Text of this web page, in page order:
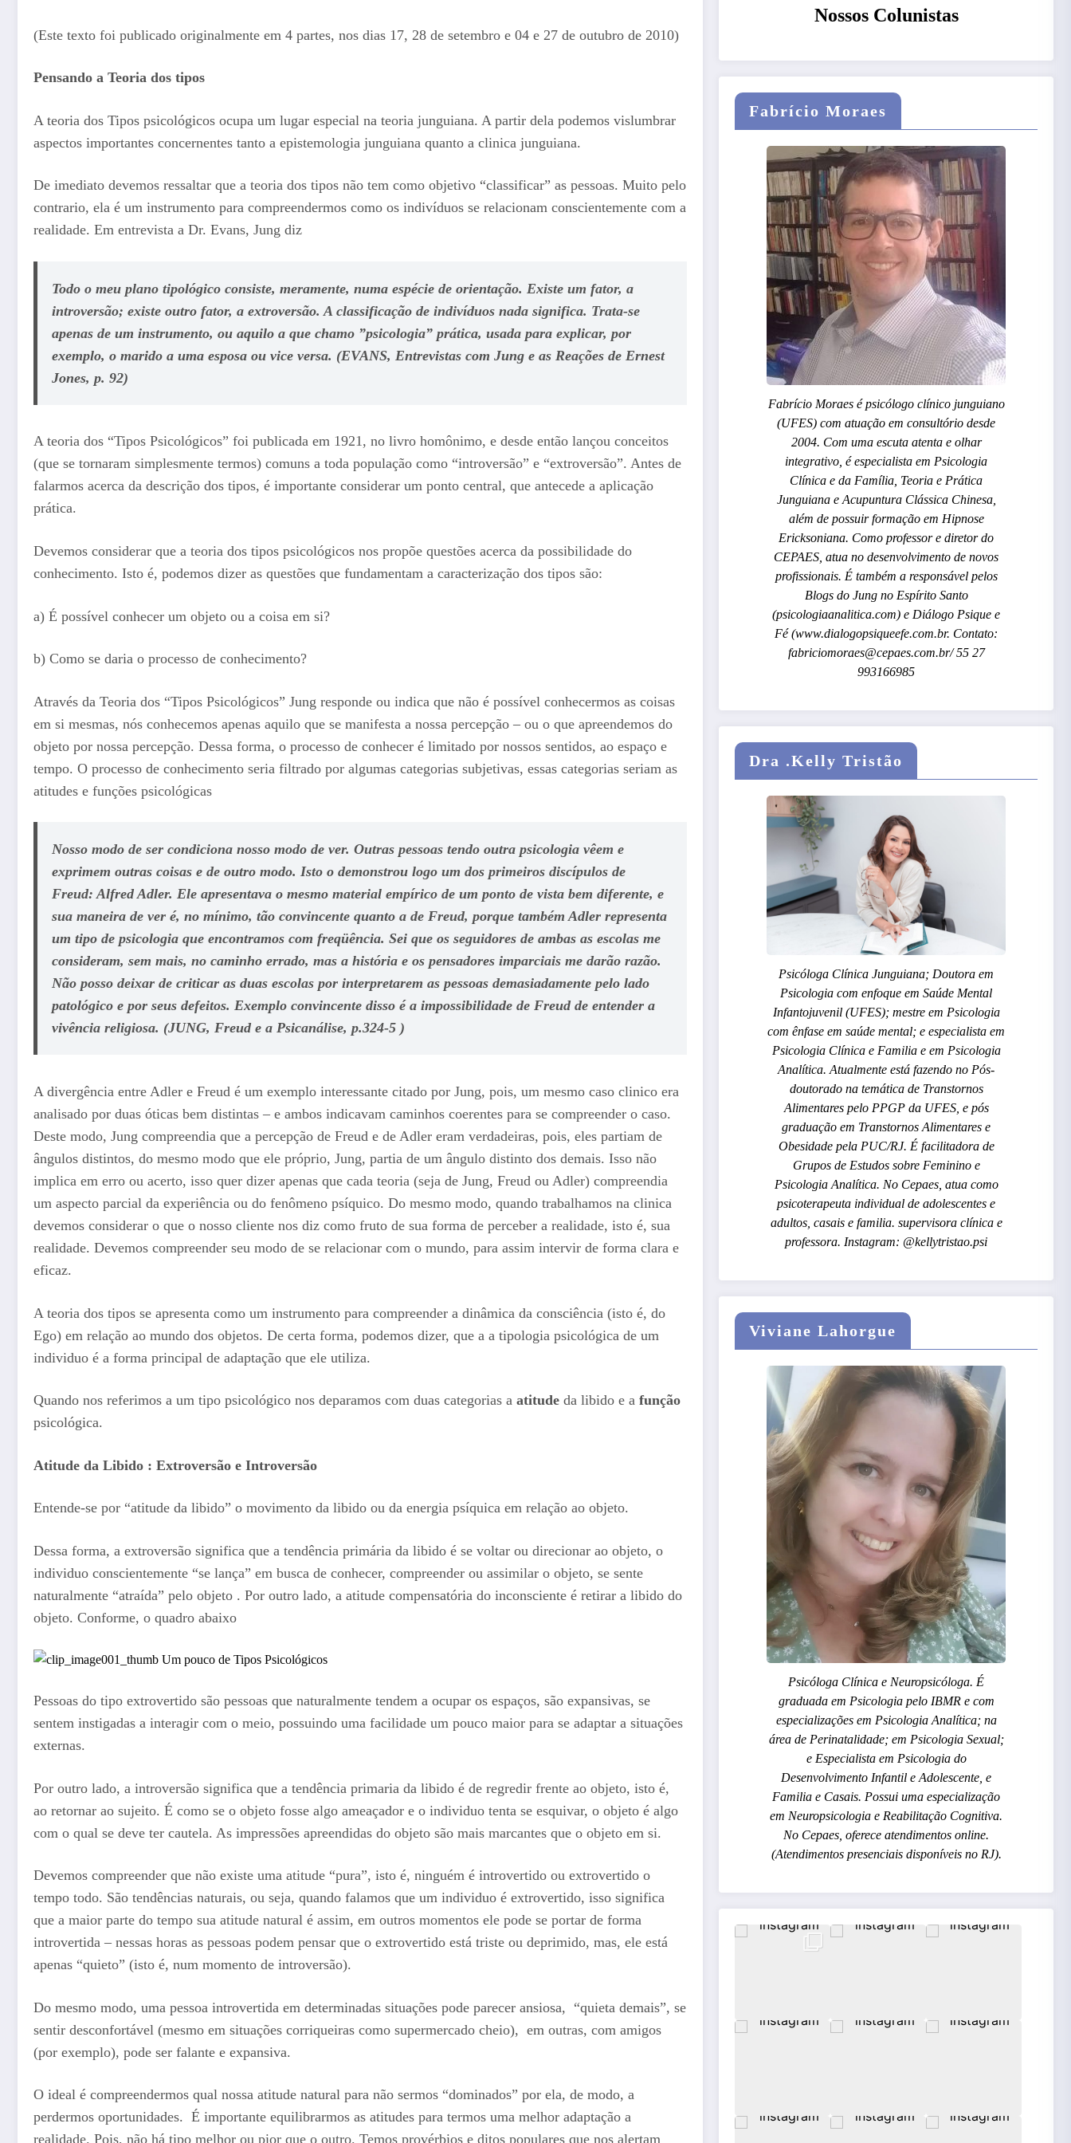
(Este texto foi publicado originalmente em 4 partes, nos dias 17, 28 de setembro e 04 e 27 de outubro de 2010)
Pensando a Teoria dos tipos
A teoria dos Tipos psicológicos ocupa um lugar especial na teoria junguiana. A partir dela podemos vislumbrar
aspectos importantes concernentes tanto a epistemologia junguiana quanto a clinica junguiana.
De imediato devemos ressaltar que a teoria dos tipos não tem como objetivo “classificar” as pessoas. Muito pelo
contrario, ela é um instrumento para compreendermos como os indivíduos se relacionam conscientemente com a
realidade. Em entrevista a Dr. Evans, Jung diz
Todo o meu plano tipológico consiste, meramente, numa espécie de orientação. Existe um fator, a
introversão; existe outro fator, a extroversão. A classificação de indivíduos nada significa. Trata-se
apenas de um instrumento, ou aquilo a que chamo ”psicologia” prática, usada para explicar, por
exemplo, o marido a uma esposa ou vice versa. (EVANS, Entrevistas com Jung e as Reações de Ernest
Jones, p. 92)
A teoria dos “Tipos Psicológicos” foi publicada em 1921, no livro homônimo, e desde então lançou conceitos
(que se tornaram simplesmente termos) comuns a toda população como “introversão” e “extroversão”. Antes de
falarmos acerca da descrição dos tipos, é importante considerar um ponto central, que antecede a aplicação
prática.
Devemos considerar que a teoria dos tipos psicológicos nos propõe questões acerca da possibilidade do
conhecimento. Isto é, podemos dizer as questões que fundamentam a caracterização dos tipos são:
a) É possível conhecer um objeto ou a coisa em si?
b) Como se daria o processo de conhecimento?
Através da Teoria dos “Tipos Psicológicos” Jung responde ou indica que não é possível conhecermos as coisas
em si mesmas, nós conhecemos apenas aquilo que se manifesta a nossa percepção – ou o que apreendemos do
objeto por nossa percepção. Dessa forma, o processo de conhecer é limitado por nossos sentidos, ao espaço e
tempo. O processo de conhecimento seria filtrado por algumas categorias subjetivas, essas categorias seriam as
atitudes e funções psicológicas
Nosso modo de ser condiciona nosso modo de ver. Outras pessoas tendo outra psicologia vêem e
exprimem outras coisas e de outro modo. Isto o demonstrou logo um dos primeiros discípulos de
Freud: Alfred Adler. Ele apresentava o mesmo material empírico de um ponto de vista bem diferente, e
sua maneira de ver é, no mínimo, tão convincente quanto a de Freud, porque também Adler representa
um tipo de psicologia que encontramos com freqüência. Sei que os seguidores de ambas as escolas me
consideram, sem mais, no caminho errado, mas a história e os pensadores imparciais me darão razão.
Não posso deixar de criticar as duas escolas por interpretarem as pessoas demasiadamente pelo lado
patológico e por seus defeitos. Exemplo convincente disso é a impossibilidade de Freud de entender a
vivência religiosa. (JUNG, Freud e a Psicanálise, p.324-5 )
A divergência entre Adler e Freud é um exemplo interessante citado por Jung, pois, um mesmo caso clinico era
analisado por duas óticas bem distintas – e ambos indicavam caminhos coerentes para se compreender o caso.
Deste modo, Jung compreendia que a percepção de Freud e de Adler eram verdadeiras, pois, eles partiam de
ângulos distintos, do mesmo modo que ele próprio, Jung, partia de um ângulo distinto dos demais. Isso não
implica em erro ou acerto, isso quer dizer apenas que cada teoria (seja de Jung, Freud ou Adler) compreendia
um aspecto parcial da experiência ou do fenômeno psíquico. Do mesmo modo, quando trabalhamos na clinica
devemos considerar o que o nosso cliente nos diz como fruto de sua forma de perceber a realidade, isto é, sua
realidade. Devemos compreender seu modo de se relacionar com o mundo, para assim intervir de forma clara e
eficaz.
A teoria dos tipos se apresenta como um instrumento para compreender a dinâmica da consciência (isto é, do
Ego) em relação ao mundo dos objetos. De certa forma, podemos dizer, que a a tipologia psicológica de um
individuo é a forma principal de adaptação que ele utiliza.
Quando nos referimos a um tipo psicológico nos deparamos com duas categorias a atitude da libido e a função
psicológica.
Atitude da Libido : Extroversão e Introversão
Entende-se por “atitude da libido” o movimento da libido ou da energia psíquica em relação ao objeto.
Dessa forma, a extroversão significa que a tendência primária da libido é se voltar ou direcionar ao objeto, o
individuo conscientemente “se lança” em busca de conhecer, compreender ou assimilar o objeto, se sente
naturalmente “atraída” pelo objeto . Por outro lado, a atitude compensatória do inconsciente é retirar a libido do
objeto. Conforme, o quadro abaixo
Pessoas do tipo extrovertido são pessoas que naturalmente tendem a ocupar os espaços, são expansivas, se
sentem instigadas a interagir com o meio, possuindo uma facilidade um pouco maior para se adaptar a situações
externas.
Por outro lado, a introversão significa que a tendência primaria da libido é de regredir frente ao objeto, isto é,
ao retornar ao sujeito. É como se o objeto fosse algo ameaçador e o individuo tenta se esquivar, o objeto é algo
com o qual se deve ter cautela. As impressões apreendidas do objeto são mais marcantes que o objeto em si.
Devemos compreender que não existe uma atitude “pura”, isto é, ninguém é introvertido ou extrovertido o
tempo todo. São tendências naturais, ou seja, quando falamos que um individuo é extrovertido, isso significa
que a maior parte do tempo sua atitude natural é assim, em outros momentos ele pode se portar de forma
introvertida – nessas horas as pessoas podem pensar que o extrovertido está triste ou deprimido, mas, ele está
apenas “quieto” (isto é, num momento de introversão).
Do mesmo modo, uma pessoa introvertida em determinadas situações pode parecer ansiosa, “quieta demais”, se
sentir desconfortável (mesmo em situações corriqueiras como supermercado cheio), em outras, com amigos
(por exemplo), pode ser falante e expansiva.
O ideal é compreendermos qual nossa atitude natural para não sermos “dominados” por ela, de modo, a
perdermos oportunidades. É importante equilibrarmos as atitudes para termos uma melhor adaptação a
realidade. Pois, não há tipo melhor ou pior que o outro. Temos provérbios e ditos populares que nos alertam
Nossos Colunistas
Fabrício Moraes
Fabrício Moraes é psicólogo clínico junguiano
(UFES) com atuação em consultório desde
2004. Com uma escuta atenta e olhar
integrativo, é especialista em Psicologia
Clínica e da Família, Teoria e Prática
Junguiana e Acupuntura Clássica Chinesa,
além de possuir formação em Hipnose
Ericksoniana. Como professor e diretor do
CEPAES, atua no desenvolvimento de novos
profissionais. É também a responsável pelos
Blogs do Jung no Espírito Santo
(psicologiaanalitica.com) e Diálogo Psique e
Fé (www.dialogopsiqueefe.com.br. Contato:
fabriciomoraes@cepaes.com.br/ 55 27
993166985
Dra .Kelly Tristão
Psicóloga Clínica Junguiana; Doutora em
Psicologia com enfoque em Saúde Mental
Infantojuvenil (UFES); mestre em Psicologia
com ênfase em saúde mental; e especialista em
Psicologia Clínica e Familia e em Psicologia
Analítica. Atualmente está fazendo no Pós-
doutorado na temática de Transtornos
Alimentares pelo PPGP da UFES, e pós
graduação em Transtornos Alimentares e
Obesidade pela PUC/RJ. É facilitadora de
Grupos de Estudos sobre Feminino e
Psicologia Analítica. No Cepaes, atua como
psicoterapeuta individual de adolescentes e
adultos, casais e familia. supervisora clínica e
professora. Instagram: @kellytristao.psi
Viviane Lahorgue
Psicóloga Clínica e Neuropsicóloga. É
graduada em Psicologia pelo IBMR e com
especializações em Psicologia Analítica; na
área de Perinatalidade; em Psicologia Sexual;
e Especialista em Psicologia do
Desenvolvimento Infantil e Adolescente, e
Familia e Casais. Possui uma especialização
em Neuropsicologia e Reabilitação Cognitiva.
No Cepaes, oferece atendimentos online.
(Atendimentos presenciais disponíveis no RJ).